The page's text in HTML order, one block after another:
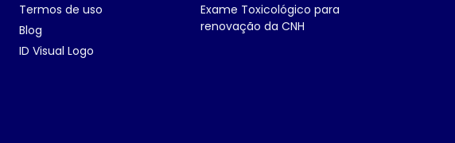
Termos de uso
Blog
ID Visual Logo
Exame Toxicológico para
renovação da CNH